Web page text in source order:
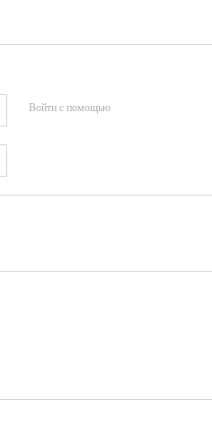
Войти с помощью